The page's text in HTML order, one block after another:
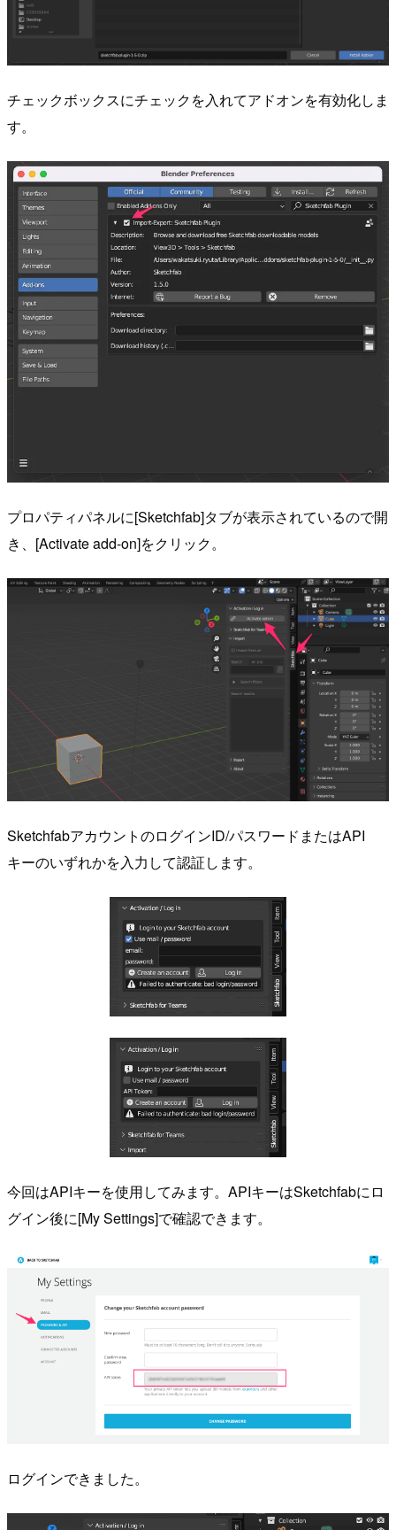
チェックボックスにチェックを入れてアドオンを有効化しま
す。
プロパティパネルに[Sketchfab]タブが表示されているので開
き、[Activate add-on]をクリック。
SketchfabアカウントのログインID/パスワードまたはAPI
キーのいずれかを入力して認証します。
今回はAPIキーを使用してみます。APIキーはSketchfabにロ
グイン後に[My Settings]で確認できます。
ログインできました。